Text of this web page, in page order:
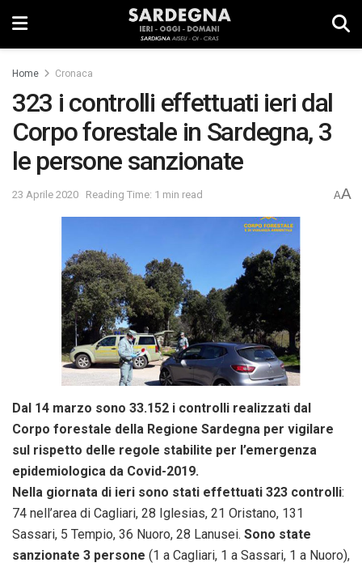
Home Cronaca
323 i controlli effettuati ieri dal
Corpo forestale in Sardegna, 3
le persone sanzionate
23 Aprile 2020 Reading Time: 1 min read AA
Dal 14 marzo sono 33.152 i controlli realizzati dal
Corpo forestale della Regione Sardegna per vigilare
sul rispetto delle regole stabilite per l’emergenza
epidemiologica da Covid-2019.
Nella giornata di ieri sono stati effettuati 323 controlli:
74 nell’area di Cagliari, 28 Iglesias, 21 Oristano, 131
Sassari, 5 Tempio, 36 Nuoro, 28 Lanusei. Sono state
sanzionate 3 persone (1 a Cagliari, 1 a Sassari, 1 a Nuoro),